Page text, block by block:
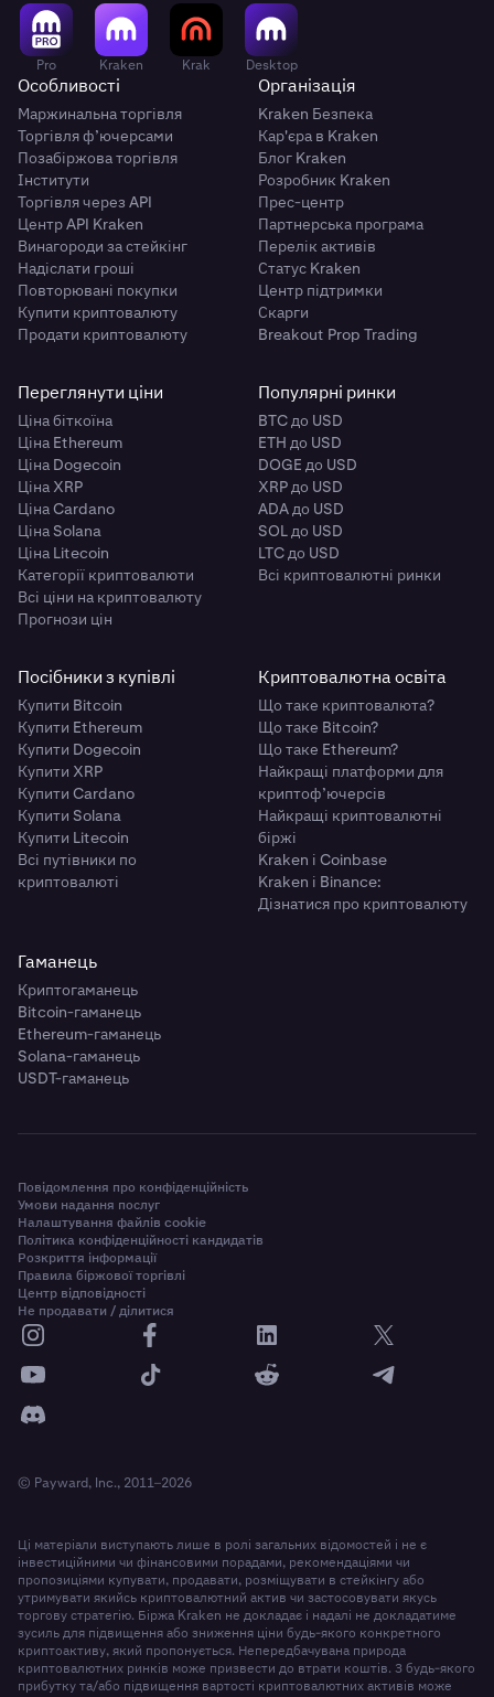
Pro Kraken Krak Desktop
Особливості
Маржинальна торгівля
Торгівля ф’ючерсами
Позабіржова торгівля
Інститути
Торгівля через API
Центр API Kraken
Винагороди за стейкінг
Надіслати гроші
Повторювані покупки
Купити криптовалюту
Продати криптовалюту
Організація
Kraken Безпека
Кар'єра в Kraken
Блог Kraken
Розробник Kraken
Прес-центр
Партнерська програма
Перелік активів
Статус Kraken
Центр підтримки
Скарги
Breakout Prop Trading
Переглянути ціни
Ціна біткоїна
Ціна Ethereum
Ціна Dogecoin
Ціна XRP
Ціна Cardano
Ціна Solana
Ціна Litecoin
Категорії криптовалюти
Всі ціни на криптовалюту
Прогнози цін
Популярні ринки
BTC до USD
ETH до USD
DOGE до USD
XRP до USD
ADA до USD
SOL до USD
LTC до USD
Всі криптовалютні ринки
Посібники з купівлі
Купити Bitcoin
Купити Ethereum
Купити Dogecoin
Купити XRP
Купити Cardano
Купити Solana
Купити Litecoin
Всі путівники по
криптовалюті
Криптовалютна освіта
Що таке криптовалюта?
Що таке Bitcoin?
Що таке Ethereum?
Найкращі платформи для
криптоф’ючерсів
Найкращі криптовалютні
біржі
Kraken і Coinbase
Kraken і Binance:
Дізнатися про криптовалюту
Гаманець
Криптогаманець
Bitcoin-гаманець
Ethereum-гаманець
Solana-гаманець
USDT-гаманець
Повідомлення про конфіденційність
Умови надання послуг
Налаштування файлів cookie
Політика конфіденційності кандидатів
Розкриття інформації
Правила біржової торгівлі
Центр відповідності
Не продавати / ділитися
© Payward, Inc., 2011–2026
Ці матеріали виступають лише в ролі загальних відомостей і не є
інвестиційними чи фінансовими порадами, рекомендаціями чи
пропозиціями купувати, продавати, розміщувати в стейкінгу або
утримувати якийсь криптовалютний актив чи застосовувати якусь
торгову стратегію. Біржа Kraken не докладає і надалі не докладатиме
зусиль для підвищення або зниження ціни будь-якого конкретного
криптоактиву, який пропонується. Непередбачувана природа
криптовалютних ринків може призвести до втрати коштів. З будь-якого
прибутку та/або підвищення вартості криптовалютних активів може